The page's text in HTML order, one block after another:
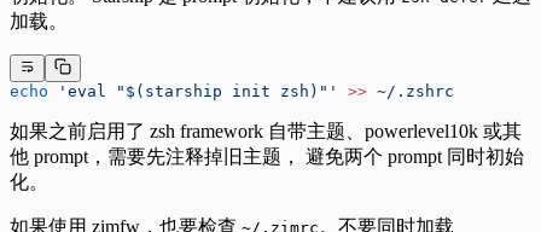
加载。
echo 'eval "$(starship init zsh)"' >> ~/.zshrc
如果之前启用了 zsh framework 自带主题、powerlevel10k 或其
他 prompt，需要先注释掉旧主题， 避免两个 prompt 同时初始
化。
如果使用 zimfw，也要检查 ~/.zimrc 。不要同时加载